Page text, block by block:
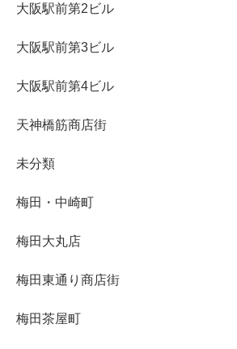
大阪駅前第2ビル
大阪駅前第3ビル
大阪駅前第4ビル
天神橋筋商店街
未分類
梅田・中崎町
梅田大丸店
梅田東通り商店街
梅田茶屋町